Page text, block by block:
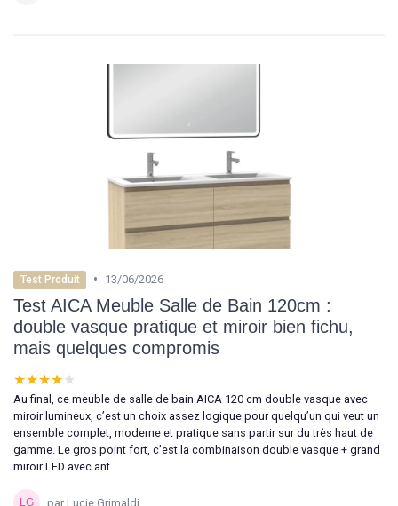
Test Produit • 13/06/2026
Test AICA Meuble Salle de Bain 120cm :
double vasque pratique et miroir bien fichu,
mais quelques compromis
★★★★★
★★★★★
Au final, ce meuble de salle de bain AICA 120 cm double vasque avec
miroir lumineux, c’est un choix assez logique pour quelqu’un qui veut un
ensemble complet, moderne et pratique sans partir sur du très haut de
gamme. Le gros point fort, c’est la combinaison double vasque + grand
miroir LED avec ant...
par Lucie Grimaldi